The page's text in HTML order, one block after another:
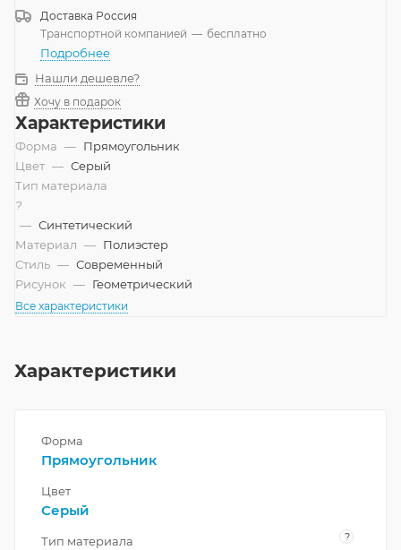
Доставка Россия
Транспортной компанией — бесплатно
Подробнее
Нашли дешевле?
Хочу в подарок
Характеристики
Форма — Прямоугольник
Цвет — Серый
Тип материала
?
— Синтетический
Материал — Полиэстер
Стиль — Современный
Рисунок — Геометрический
Все характеристики
Характеристики
Форма
Прямоугольник
Цвет
Серый
Тип материала ?